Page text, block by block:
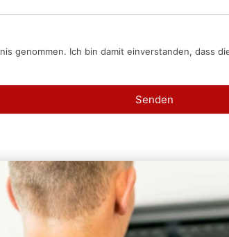
genommen. Ich bin damit einverstanden, dass
Senden